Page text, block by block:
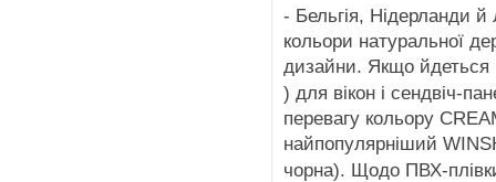
- Бельгія, Нідерланди
кольори натуральної
дизайни. Якщо йдеться
) для вікон і сендвіч-
перевагу кольору
найпопулярніший
чорна). Щодо ПВХ-